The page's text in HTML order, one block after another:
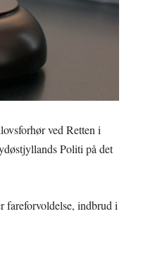
ved Retten i
Politi på det
fareforvoldelse, indbrud i